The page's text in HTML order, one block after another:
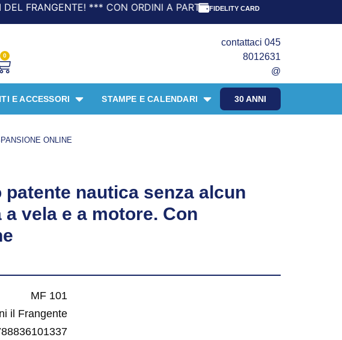
CON ORDINI A PARTIRE DA 69,90€ LA SPEDIZIONE È GRATIS! ***
FIDELITY CARD
0
contattaci 045
8012631
@
30 ANNI
E ACCESSORI STAMPE E CALENDARI
ONLINE
nautica senza alcun
a vela e a motore. Con
MF 101
il Frangente